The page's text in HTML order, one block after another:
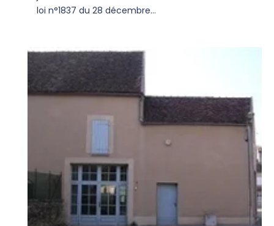
loi n°1837 du 28 décembre...